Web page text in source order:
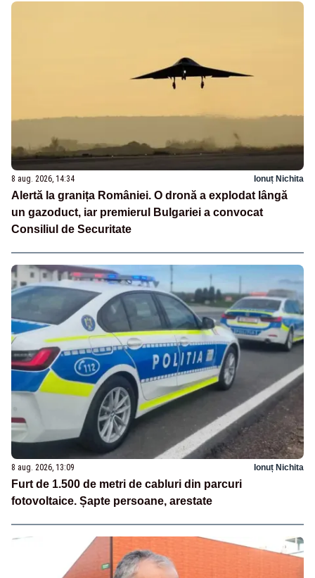
8 aug. 2026, 14:34 Ionuț Nichita
Alertă la granița României. O dronă a explodat lângă
un gazoduct, iar premierul Bulgariei a convocat
Consiliul de Securitate
8 aug. 2026, 13:09 Ionuț Nichita
Furt de 1.500 de metri de cabluri din parcuri
fotovoltaice. Șapte persoane, arestate